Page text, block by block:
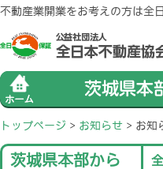
不動産業開業をお考えの方は全
トップページ > お知らせ > お知
茨城県本部から